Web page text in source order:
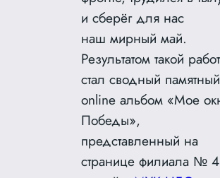
и сберёг для нас
наш мирный май.
Результатом такой
стал сводный памятный
online альбом «Мое
Победы»,
представленный на
странице филиала № 4